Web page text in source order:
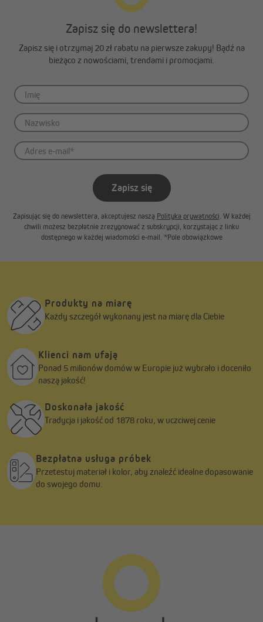
Zapisz się do newslettera!
Zapisz się i otrzymaj 20 zł rabatu na pierwsze zakupy! Bądź na
bieżąco z nowościami, trendami i promocjami.
Zapisz się
Zapisując się do newslettera, akceptujesz naszą Polityka prywatności. W każdej
chwili możesz bezpłatnie zrezygnować z subskrypcji, korzystając z linku
dostępnego w każdej wiadomości e-mail. *Pole obowiązkowe
Produkty na miarę
Każdy szczegół wykonany jest na miarę dla Ciebie
Klienci nam ufają
Ponad 5 milionów domów w Europie już wybrało i doceniło
naszą jakość!
Doskonała jakość
Tradycja i jakość od 1878 roku, w uczciwej cenie
Bezpłatna usługa próbek
Przetestuj materiał i kolor, aby znaleźć idealne dopasowanie
do swojego domu.